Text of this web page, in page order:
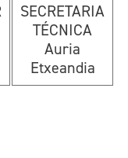
SECRETARIA
TÉCNICA
Auria
Etxeandia